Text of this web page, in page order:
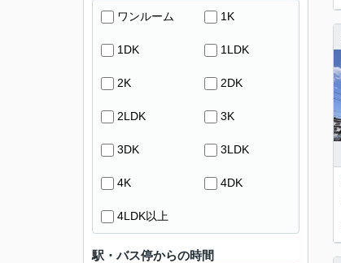
ワンルーム 1K
1DK 1LDK
2K 2DK
2LDK 3K
3DK 3LDK
4K 4DK
4LDK以上
駅・バス停からの時間